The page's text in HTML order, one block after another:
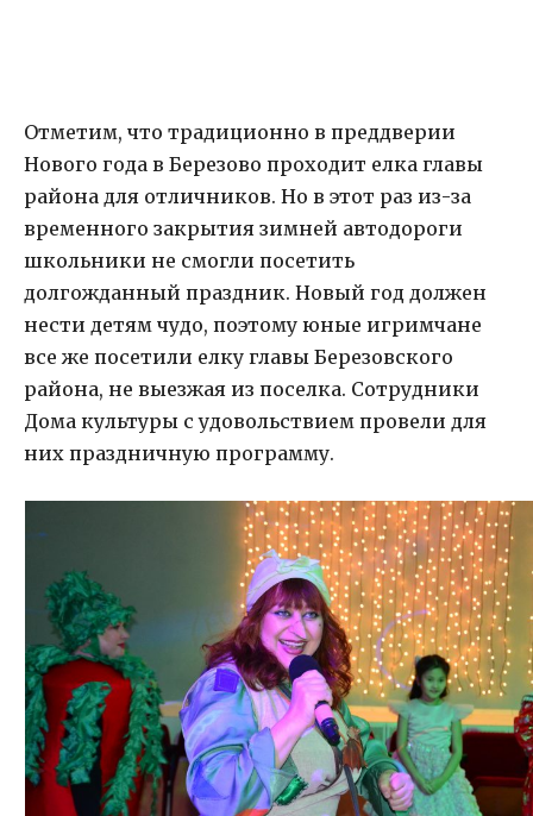
Отметим, что традиционно в преддверии
Нового года в Березово проходит елка главы
района для отличников. Но в этот раз из-за
временного закрытия зимней автодороги
школьники не смогли посетить
долгожданный праздник. Новый год должен
нести детям чудо, поэтому юные игримчане
все же посетили елку главы Березовского
района, не выезжая из поселка. Сотрудники
Дома культуры с удовольствием провели для
них праздничную программу.